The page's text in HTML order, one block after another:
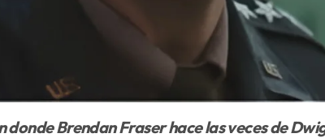
Brendan Fraser hace las veces de